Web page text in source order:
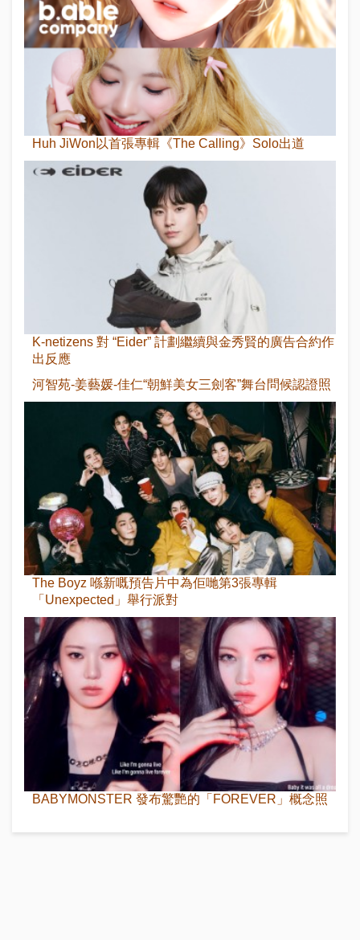
Huh JiWon以首張專輯《The Calling》Solo出道
K-netizens 對 “Eider” 計劃繼續與金秀賢的廣告合約作
出反應
河智苑-姜藝媛-佳仁“朝鮮美女三劍客”舞台問候認證照
The Boyz 喺新嘅預告片中為佢哋第3張專輯
「Unexpected」舉行派對
BABYMONSTER 發布驚艷的「FOREVER」概念照